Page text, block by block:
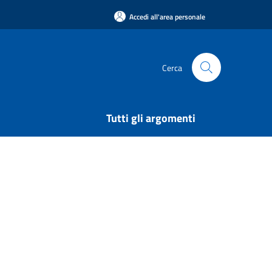
Accedi all'area personale
Cerca
Tutti gli argomenti